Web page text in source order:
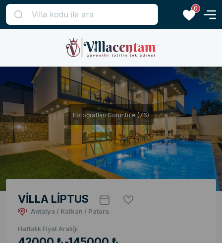
0
Fotoğrafları Görüntüle (76)
VİLLA LİPTUS
Antalya / Kalkan / Patara
Haftalık Fiyat Aralığı